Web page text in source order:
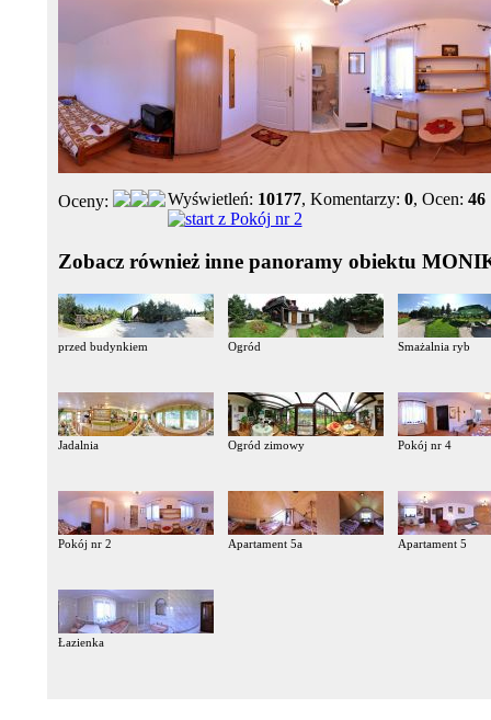
Oceny: Wyświetleń: 10177, Komentarzy: 0, Ocen: 46
Zobacz również inne panoramy obiektu
przed budynkiem Ogród Smażalnia ryb
Jadalnia Ogród zimowy Pokój nr 4
Pokój nr 2 Apartament 5a Apartament 5
Łazienka